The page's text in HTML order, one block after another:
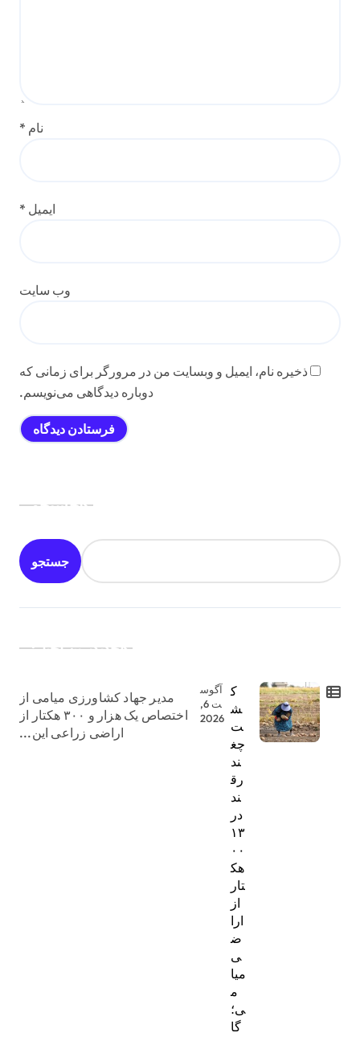
نام *
ایمیل *
وب‌ سایت
ذخیره نام، ایمیل و وبسایت من در مرورگر برای زمانی که
دوباره دیدگاهی می‌نویسم.
جستجو
جستجو
جدیدترین اخبار:
ک
ش
ت
چغ
ند
رق
ند
در
۱۳
۰۰
هک
تار
از
ارا
ض
ی
میا
م
ی؛
گا
آگوس
ت 6,
2026
مدیر جهاد کشاورزی میامی از
اختصاص یک هزار و ۳۰۰ هکتار از
اراضی زراعی این...